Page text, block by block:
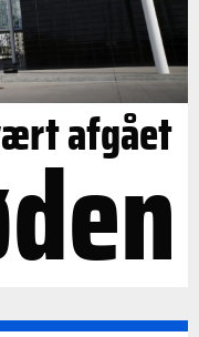
afgået